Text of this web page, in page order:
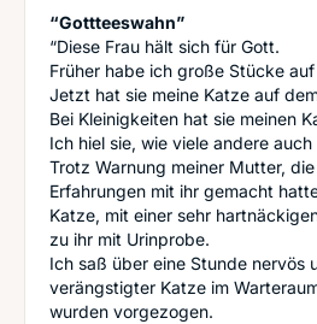
“Gottteeswahn”
“Diese Frau hält sich für Gott.
Früher habe ich große Stücke
Jetzt hat sie meine Katze auf
Bei Kleinigkeiten hat sie meinen
Ich hiel sie, wie viele andere
Trotz Warnung meiner Mutter,
Erfahrungen mit ihr gemacht
Katze, mit einer sehr
zu ihr mit Urinprobe.
Ich saß über eine Stunde nervös
verängstigter Katze im
wurden vorgezogen.